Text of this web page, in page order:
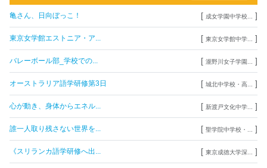
亀さん、日向ぼっこ！ [ 成女学園中学校... ]
東京女学館エストニア・ア... [ 東京女学館中学... ]
バレーボール部_学校での... [ 瀧野川女子学園... ]
オーストラリア語学研修第3日 [ 城北中学校・高... ]
心が動き、身体からエネル... [ 新渡戸文化中学... ]
誰一人取り残さない世界を... [ 聖学院中学校・... ]
《スリランカ語学研修へ出... [ 東京成徳大学深... ]